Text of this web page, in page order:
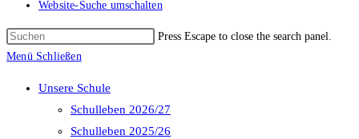
Website-Suche umschalten
Press Escape to close the search panel.
Menü Schließen
Unsere Schule
Schulleben 2026/27
Schulleben 2025/26